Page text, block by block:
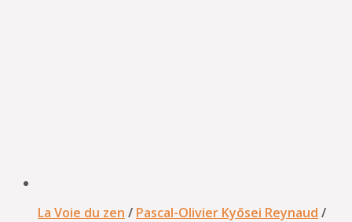
La Voie du zen / Pascal-Olivier Kyōsei Reynaud /